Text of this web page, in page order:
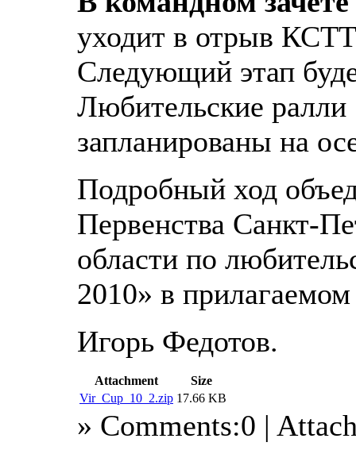
уходит в отрыв
Следующий этап
Любительские
запланированы на
Подробный ход
Первенства Санкт-
области по
2010» в
Игорь Федотов.
Attachment
Size
Vir_Cup_10_2.zip 17.66 KB
» Comments:0 |